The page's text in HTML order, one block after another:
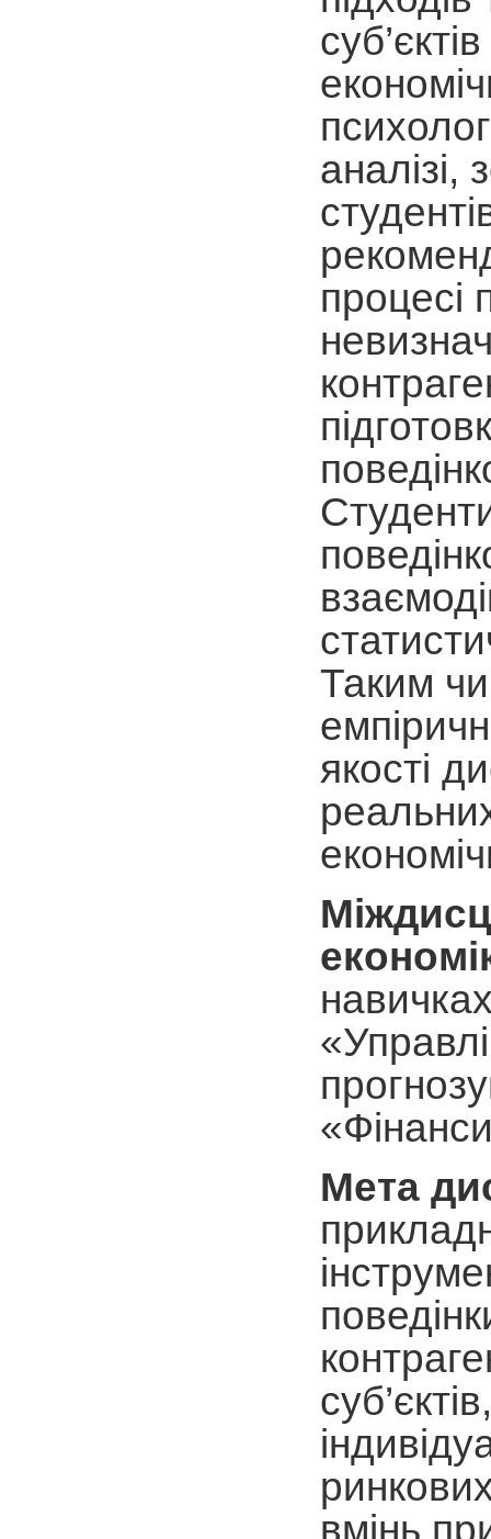
аналізі,
процесі
Таким
якості
Мета
вмінь